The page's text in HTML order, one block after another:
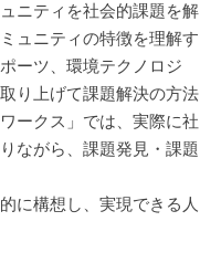
ニティを社会的課題を解
ュニティの特徴を理解す
ーツ、環境テクノロジ
り上げて課題解決の方法
ークス」では、実際に社
ながら、課題発見・課題
に構想し、実現できる人